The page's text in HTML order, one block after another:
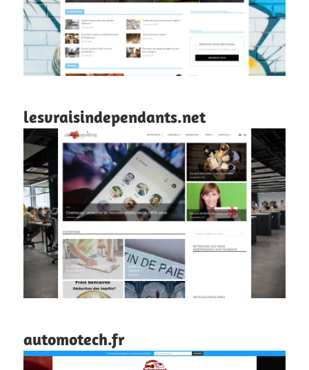
lesvraisindependants.net
automotech.fr